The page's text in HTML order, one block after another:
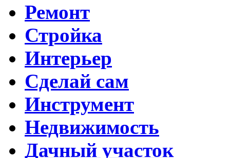
Ремонт
Стройка
Интерьер
Сделай сам
Инструмент
Недвижимость
Дачный участок